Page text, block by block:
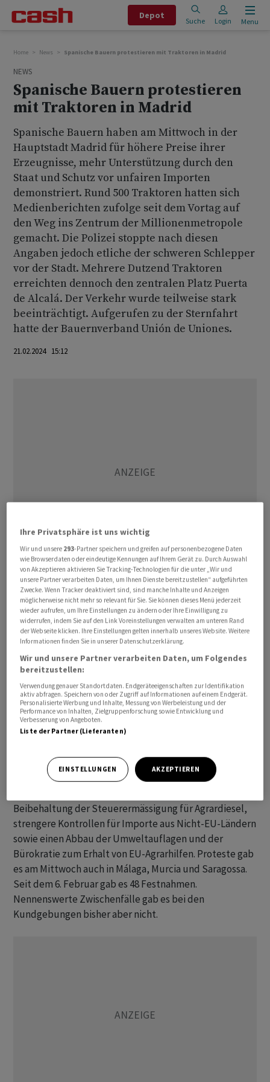
Depot
Suche Login Menu
Home News Spanische Bauern protestieren mit Traktoren in Madrid
NEWS
Spanische Bauern protestieren
mit Traktoren in Madrid
Spanische Bauern haben am Mittwoch in der
Hauptstadt Madrid für höhere Preise ihrer
Erzeugnisse, mehr Unterstützung durch den
Staat und Schutz vor unfairen Importen
demonstriert. Rund 500 Traktoren hatten sich
Medienberichten zufolge seit dem Vortag auf
den Weg ins Zentrum der Millionenmetropole
gemacht. Die Polizei stoppte nach diesen
Angaben jedoch etliche der schweren Schlepper
vor der Stadt. Mehrere Dutzend Traktoren
erreichten dennoch den zentralen Platz Puerta
de Alcalá. Der Verkehr wurde teilweise stark
beeinträchtigt. Aufgerufen zu der Sternfahrt
hatte der Bauernverband Unión de Uniones.
21.02.2024 15:12
Es war bereits der 16. Tag der Bauernproteste in
Spanien. Die linke Regierung hat schon einige
Zugeständnisse gemacht, die von den Landwirten zwar
als Fortschritt anerkannt, zugleich aber als ungenügend
bezeichnet wurden. Die spanischen Bauern fordern
«faire Preise» und eine stärkere Position in der Kette
von der Erzeugung bis zum Verkauf der Lebensmittel.
Spanien gilt als Obst- und Gemüsegarten Europas. Auch
in Deutschland und anderen Ländern des Kontinents
gab und gibt es Bauernproteste.
Bauernverbänden, die in Spanien schon seit dem 6.
Februar im ganzen Land ununterbrochen protestieren.
Beibehaltung der Steuerermässigung für Agrardiesel,
strengere Kontrollen für Importe aus Nicht-EU-Ländern
sowie einen Abbau der Umweltauflagen und der
Bürokratie zum Erhalt von EU-Agrarhilfen. Proteste gab
es am Mittwoch auch in Málaga, Murcia und Saragossa.
Seit dem 6. Februar gab es 48 Festnahmen.
Nennenswerte Zwischenfälle gab es bei den
Kundgebungen bisher aber nicht.
Ihre Privatsphäre ist uns wichtig
Wir und unsere 293-Partner speichern und greifen auf personenbezogene Daten
wie Browserdaten oder eindeutige Kennungen auf Ihrem Gerät zu. Durch Auswahl
von Akzeptieren aktivieren Sie Tracking-Technologien für die unter „Wir und
unsere Partner verarbeiten Daten, um Ihnen Dienste bereitzustellen“ aufgeführten
Zwecke. Wenn Tracker deaktiviert sind, sind manche Inhalte und Anzeigen
möglicherweise nicht mehr so relevant für Sie. Sie können dieses Menü jederzeit
wieder aufrufen, um Ihre Einstellungen zu ändern oder Ihre Einwilligung zu
widerrufen, indem Sie auf den Link Voreinstellungen verwalten am unteren Rand
der Webseite klicken. Ihre Einstellungen gelten innerhalb unseres Website. Weitere
Informationen finden Sie in unserer Datenschutzerklärung.
Wir und unsere Partner verarbeiten Daten, um Folgendes
bereitzustellen:
Verwendung genauer Standortdaten. Endgeräteeigenschaften zur Identifikation
aktiv abfragen. Speichern von oder Zugriff auf Informationen auf einem Endgerät.
Personalisierte Werbung und Inhalte, Messung von Werbeleistung und der
Performance von Inhalten, Zielgruppenforschung sowie Entwicklung und
Verbesserung von Angeboten.
Liste der Partner (Lieferanten)
EINSTELLUNGEN AKZEPTIEREN